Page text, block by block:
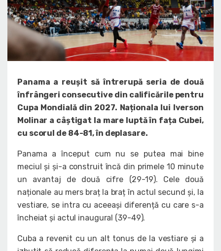
Panama a reușit să întrerupă seria de două
înfrângeri consecutive din calificările pentru
Cupa Mondială din 2027. Naționala lui Iverson
Molinar a câștigat la mare luptă în fața Cubei,
cu scorul de 84-81, în deplasare.
Panama a început cum nu se putea mai bine
meciul și și-a construit încă din primele 10 minute
un avantaj de două cifre (29-19). Cele două
naționale au mers braț la braț în actul secund și, la
vestiare, se intra cu aceeași diferență cu care s-a
încheiat și actul inaugural (39-49).
Cuba a revenit cu un alt tonus de la vestiare și a